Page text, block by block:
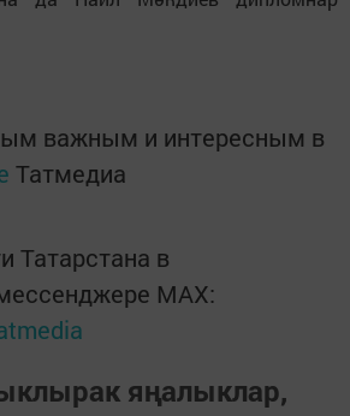
важным и интересным в
Татмедиа
Татарстана в
MАХ:
яңалыклар,